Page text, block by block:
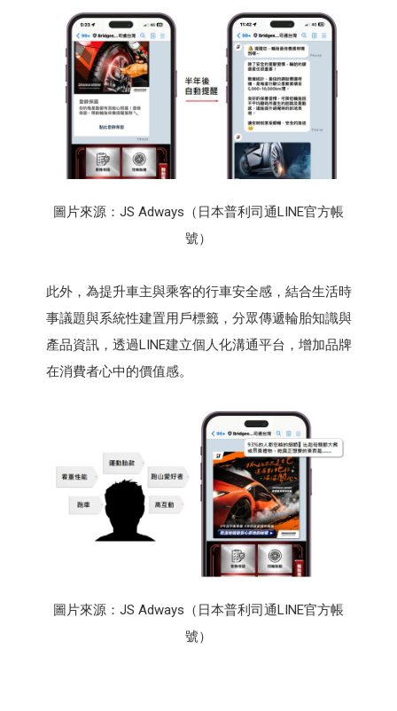
圖片來源：JS Adways（日本普利司通LINE官方帳
號）
此外，為提升車主與乘客的行車安全感，結合生活時
事議題與系統性建置用戶標籤，分眾傳遞輪胎知識與
產品資訊，透過LINE建立個人化溝通平台，增加品牌
在消費者心中的價值感。
圖片來源：JS Adways（日本普利司通LINE官方帳
號）